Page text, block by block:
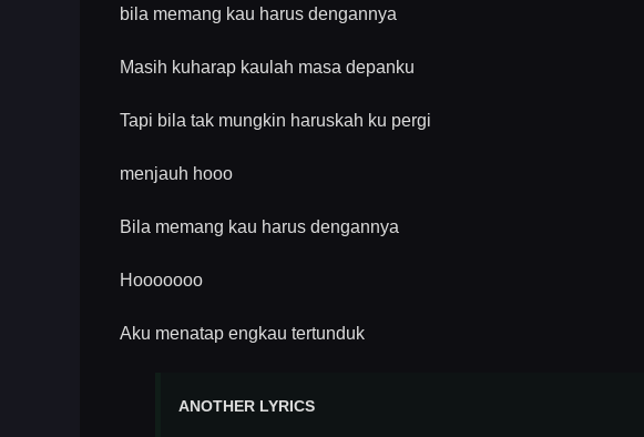
bila memang kau harus dengannya
Masih kuharap kaulah masa depanku
Tapi bila tak mungkin haruskah ku pergi
menjauh hooo
Bila memang kau harus dengannya
Hooooooo
Aku menatap engkau tertunduk
ANOTHER LYRICS